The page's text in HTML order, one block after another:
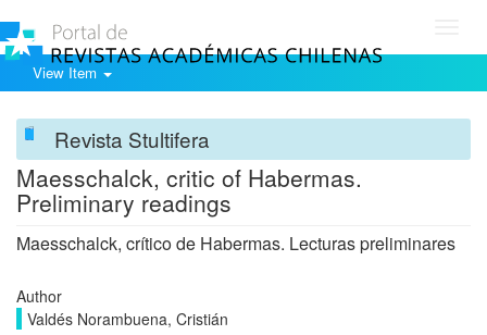
View Item
Revista Stultifera
Maesschalck, critic of Habermas.
Preliminary readings
Maesschalck, crítico de Habermas. Lecturas preliminares
Author
Valdés Norambuena, Cristián